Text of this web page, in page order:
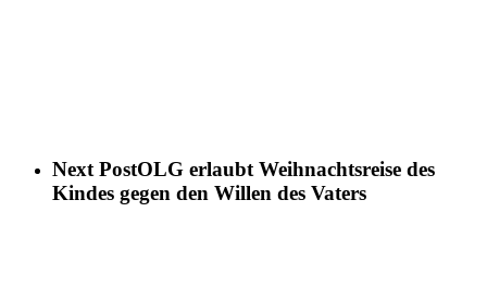
Next PostOLG erlaubt Weihnachtsreise des
Kindes gegen den Willen des Vaters